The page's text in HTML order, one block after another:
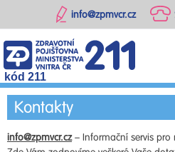
info@zpmvcr.cz
kód 211
Kontakty
info@zpmvcr.cz– Informační servis pro